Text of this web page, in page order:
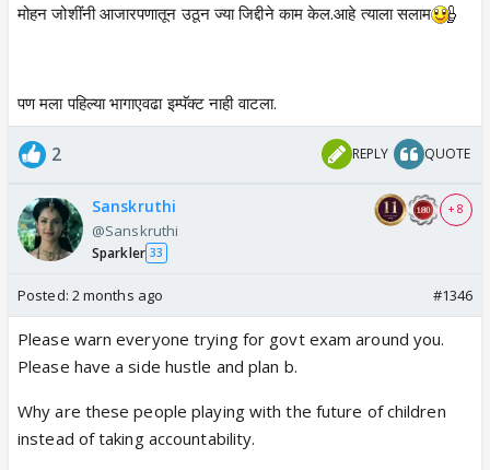
मोहन जोशींंनी आजारपणातून उठून ज्या जिद्दीने काम केल.आहे त्याला सलाम
पण मला पहिल्या भागाएवढा इम्पॅक्ट नाही वाटला.
2 REPLY QUOTE
Sanskruthi
@Sanskruthi
Sparkler 33
+ 8
Posted: 2 months ago #1346
Please warn everyone trying for govt exam around you.
Please have a side hustle and plan b.
Why are these people playing with the future of children
instead of taking accountability.